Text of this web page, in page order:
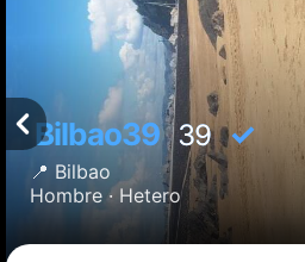
Bilbao3939✓
📍 Bilbao
Hombre · Hetero